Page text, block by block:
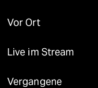
Vor Ort
Live im Stream
Vergangene